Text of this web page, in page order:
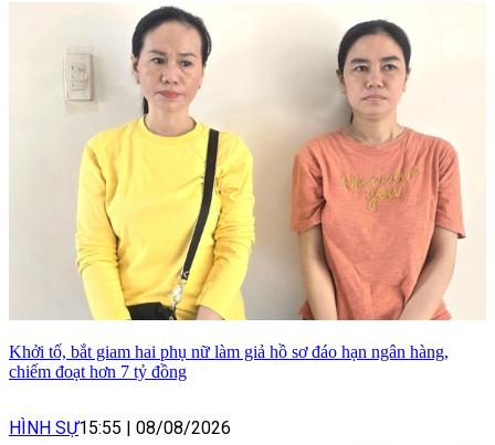
Khởi tố, bắt giam hai phụ nữ làm giả hồ sơ đáo hạn ngân hàng,
chiếm đoạt hơn 7 tỷ đồng
HÌNH SỰ15:55 08/08/2026